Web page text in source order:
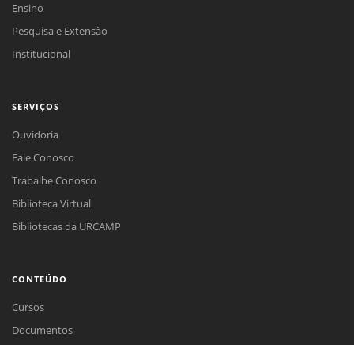
Ensino
Pesquisa e Extensão
Institucional
SERVIÇOS
Ouvidoria
Fale Conosco
Trabalhe Conosco
Biblioteca Virtual
Bibliotecas da URCAMP
CONTEÚDO
Cursos
Documentos